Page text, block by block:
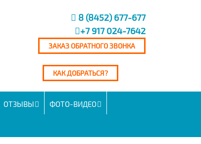
8 (8452) 677-677
+7 917 024-7642
ЗАКАЗ ОБРАТНОГО ЗВОНКА
КАК ДОБРАТЬСЯ?
ОТЗЫВЫ ФОТО-ВИДЕО